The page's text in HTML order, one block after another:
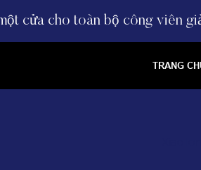
cửa cho toàn bộ công viên
TRANG